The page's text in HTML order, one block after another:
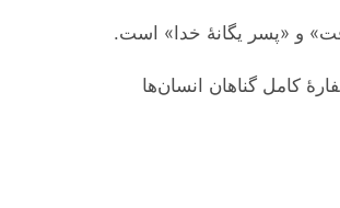
و «پسر یگانهٔ خدا» است.
کامل گناهان انسان‌ها